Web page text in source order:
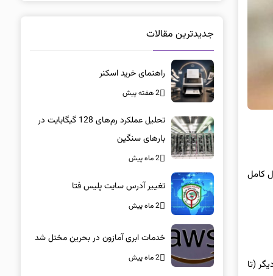
کامل
دیگر (تا
جدیدترین مقالات
راهنمای خرید اسکنر
2 هفته پیش
تحلیل عملکرد رم‌های 128 گیگابایت در
بارهای سنگین
2 ماه پیش
تغییر آدرس سایت پلیس فتا
2 ماه پیش
خدمات ابری آمازون در بحرین مختل شد
2 ماه پیش